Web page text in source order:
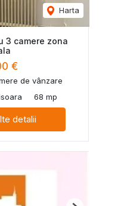
Harta
3 camere zona
€
de vânzare
68 mp
detalii